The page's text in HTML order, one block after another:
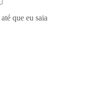
que eu saia